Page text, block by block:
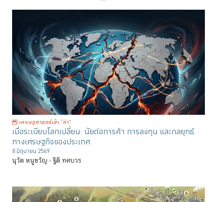
เศรษฐศาสตร์เข้า “ท่า”
เมื่อระเบียบโลกเปลี่ยน: นัยต่อการค้า การลงทุน และกลยุทธ์
ทางเศรษฐกิจของประเทศ
8 มิถุนายน 2569
นุวัต หนูขวัญ ฐิติ ทศบวร